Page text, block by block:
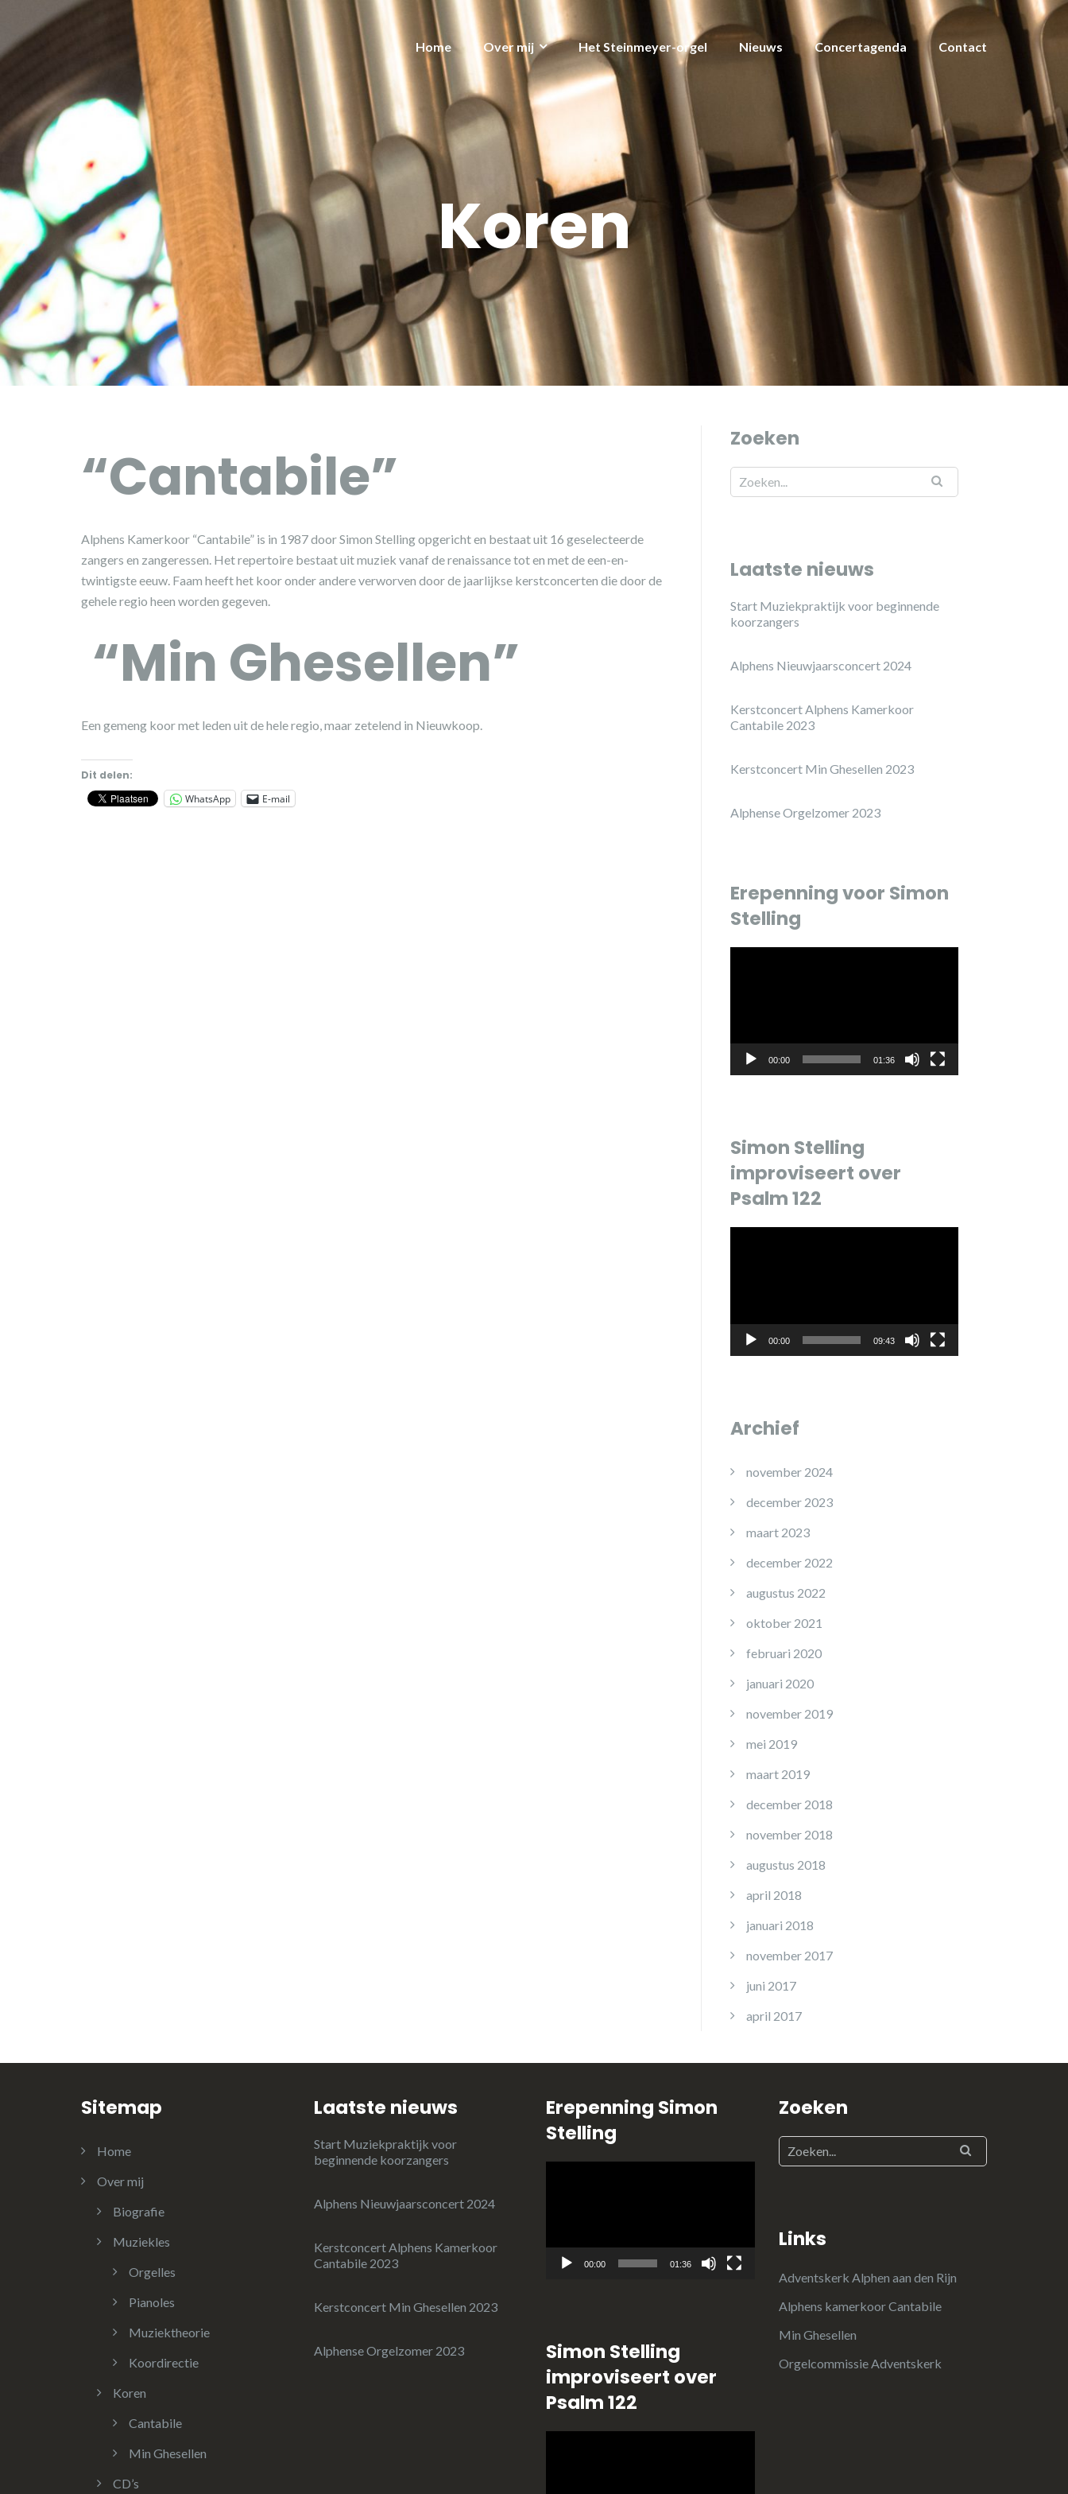
Home Over mij Het Steinmeyer-orgel Nieuws Concertagenda Contact
Koren
“Cantabile”
Alphens Kamerkoor “Cantabile” is in 1987 door Simon Stelling opgericht en bestaat uit 16 geselecteerde
zangers en zangeressen. Het repertoire bestaat uit muziek vanaf de renaissance tot en met de een-en-
twintigste eeuw. Faam heeft het koor onder andere verworven door de jaarlijkse kerstconcerten die door de
gehele regio heen worden gegeven.
“Min Ghesellen”
Een gemeng koor met leden uit de hele regio, maar zetelend in Nieuwkoop.
Dit delen:
WhatsApp
E-mail
Zoeken
Laatste nieuws
Start Muziekpraktijk voor beginnende
koorzangers
Alphens Nieuwjaarsconcert 2024
Kerstconcert Alphens Kamerkoor
Cantabile 2023
Kerstconcert Min Ghesellen 2023
Alphense Orgelzomer 2023
Erepenning voor Simon
Stelling
00:00 01:36
Simon Stelling
improviseert over
Psalm 122
00:00 09:43
Archief
november 2024
december 2023
maart 2023
december 2022
augustus 2022
oktober 2021
februari 2020
januari 2020
november 2019
mei 2019
maart 2019
december 2018
november 2018
augustus 2018
april 2018
januari 2018
november 2017
juni 2017
april 2017
Sitemap
Home
Over mij
Biografie
Muziekles
Orgelles
Pianoles
Muziektheorie
Koordirectie
Koren
Cantabile
Min Ghesellen
CD’s
Laatste nieuws
Start Muziekpraktijk voor
beginnende koorzangers
Alphens Nieuwjaarsconcert 2024
Kerstconcert Alphens Kamerkoor
Cantabile 2023
Kerstconcert Min Ghesellen 2023
Alphense Orgelzomer 2023
Erepenning Simon
Stelling
00:00 01:36
Simon Stelling
improviseert over
Psalm 122
Zoeken
Links
Adventskerk Alphen aan den Rijn
Alphens kamerkoor Cantabile
Min Ghesellen
Orgelcommissie Adventskerk